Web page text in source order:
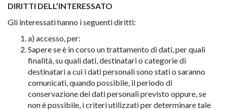
DIRITTI DELL’INTERESSATO
Gli interessati hanno i seguenti diritti:
a) accesso, per:
Sapere se è in corso un trattamento di dati, per quali
finalità, su quali dati, destinatari o categorie di
destinatari a cui i dati personali sono stati o saranno
comunicati, quando possibile, il periodo di
conservazione dei dati personali previsto oppure, se
non è possibile, i criteri utilizzati per determinare tale